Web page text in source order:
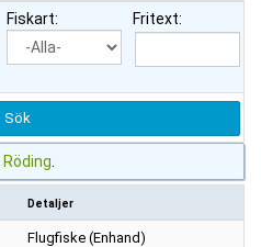
Fiskart: Fritext:
Röding
Detaljer
Flugfiske (Enhand)